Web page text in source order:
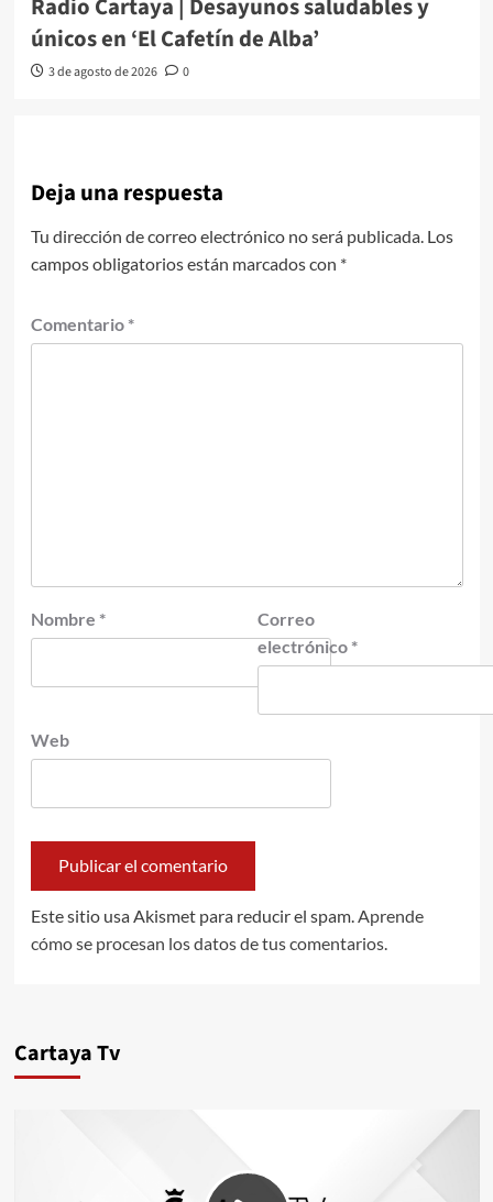
Radio Cartaya | Desayunos saludables y
únicos en ‘El Cafetín de Alba’
3 de agosto de 2026 0
Deja una respuesta
Tu dirección de correo electrónico no será publicada. Los
campos obligatorios están marcados con *
Comentario *
Nombre *
Correo
electrónico *
Web
Este sitio usa Akismet para reducir el spam. Aprende
cómo se procesan los datos de tus comentarios.
Cartaya Tv